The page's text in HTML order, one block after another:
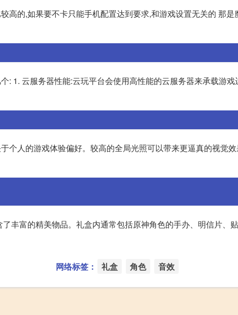
高的,如果要不卡只能手机配置达到要求,和游戏设置无关的 那
: 1. 云服务器性能:云玩平台会使用高性能的云服务器来承载游
个人的游戏体验偏好。较高的全局光照可以带来更逼真的视觉
丰富的精美物品。礼盒内通常包括原神角色的手办、明信片、
网络标签： 礼盒 角色 音效